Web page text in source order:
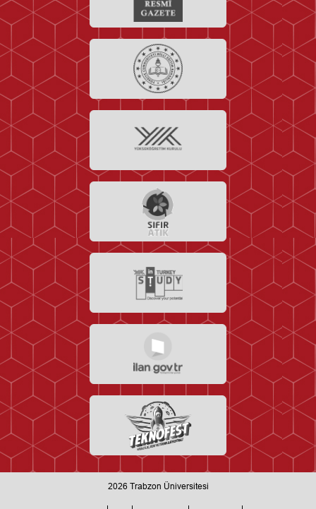
2026 Trabzon Üniversitesi